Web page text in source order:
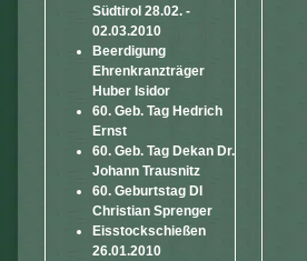
Südtirol 28.02. -
02.03.2010
Beerdigung
Ehrenkranzträger
Huber Isidor
60. Geb. Tag Hedrich
Ernst
60. Geb. Tag Dekan Dr.
Johann Trausnitz
60. Geburtstag DI
Christian Sprenger
Eisstockschießen
26.01.2010